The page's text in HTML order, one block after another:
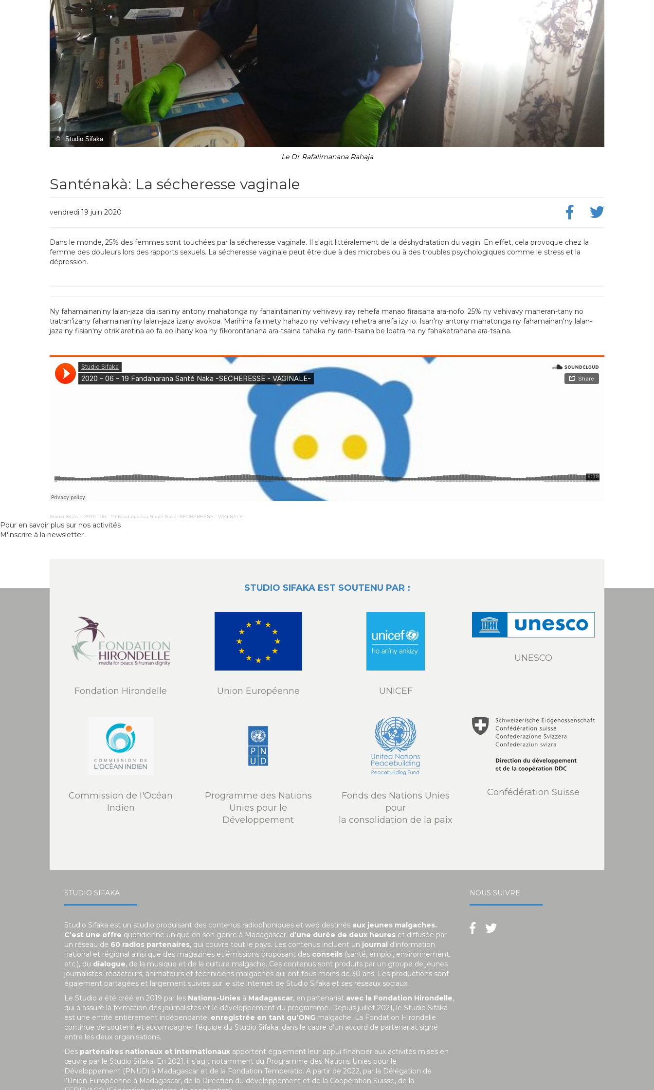
© Studio Sifaka
Le Dr Rafalimanana Rahaja
Santénakà: La sécheresse vaginale
vendredi 19 juin 2020
Dans le monde, 25% des femmes sont touchées par la sécheresse vaginale. Il s'agit littéralement de la déshydratation du vagin. En effet, cela provoque chez la
femme des douleurs lors des rapports sexuels. La sécheresse vaginale peut être due à des microbes ou à des troubles psychologiques comme le stress et la
dépression.
Ny fahamainan'ny lalan-jaza dia isan'ny antony mahatonga ny fanaintainan'ny vehivavy iray rehefa manao firaisana ara-nofo. 25% ny vehivavy maneran-tany no
tratran'izany fahamainan'ny lalan-jaza izany avokoa. Marihina fa mety hahazo ny vehivavy rehetra anefa izy io. Isan'ny antony mahatonga ny fahamainan'ny lalan-
jaza ny fisian'ny otrik'aretina ao fa eo ihany koa ny fikorontanana ara-tsaina tahaka ny rarin-tsaina be loatra na ny fahaketrahana ara-tsaina.
Studio Sifaka · 2020 - 06 - 19 Fandaharana Santé Naka -SECHERESSE - VAGINALE-
Pour en savoir plus sur nos activités
M'inscrire à la newsletter
STUDIO SIFAKA EST SOUTENU PAR :
Fondation Hirondelle Union Européenne UNICEF
UNESCO
Commission de l'Océan
Indien
Programme des Nations
Unies pour le
Développement
Fonds des Nations Unies
pour
la consolidation de la paix
Confédération Suisse
STUDIO SIFAKA
Studio Sifaka est un studio produisant des contenus radiophoniques et web destinés aux jeunes malgaches.
C’est une offre quotidienne unique en son genre à Madagascar, d’une durée de deux heures et diffusée par
un réseau de 60 radios partenaires, qui couvre tout le pays. Les contenus incluent un journal d’information
national et régional ainsi que des magazines et émissions proposant des conseils (santé, emploi, environnement,
etc.), du dialogue, de la musique et de la culture malgache. Ces contenus sont produits par un groupe de jeunes
journalistes, rédacteurs, animateurs et techniciens malgaches qui ont tous moins de 30 ans. Les productions sont
également partagées et largement suivies sur le site internet de Studio Sifaka et ses réseaux sociaux.
Le Studio a été créé en 2019 par les Nations-Unies à Madagascar, en partenariat avec la Fondation Hirondelle,
qui a assuré la formation des journalistes et le développement du programme. Depuis juillet 2021, le Studio Sifaka
est une entité entièrement indépendante, enregistrée en tant qu’ONG malgache. La Fondation Hirondelle
continue de soutenir et accompagner l’équipe du Studio Sifaka, dans le cadre d’un accord de partenariat signé
entre les deux organisations.
Des partenaires nationaux et internationaux apportent également leur appui financier aux activités mises en
œuvre par le Studio Sifaka. En 2021, il s’agit notamment du Programme des Nations Unies pour le
Développement (PNUD) à Madagascar et de la Fondation Temperatio. A partir de 2022, par la Délégation de
l’Union Européenne à Madagascar, de la Direction du développement et de la Coopération Suisse, de la
NOUS SUIVRE